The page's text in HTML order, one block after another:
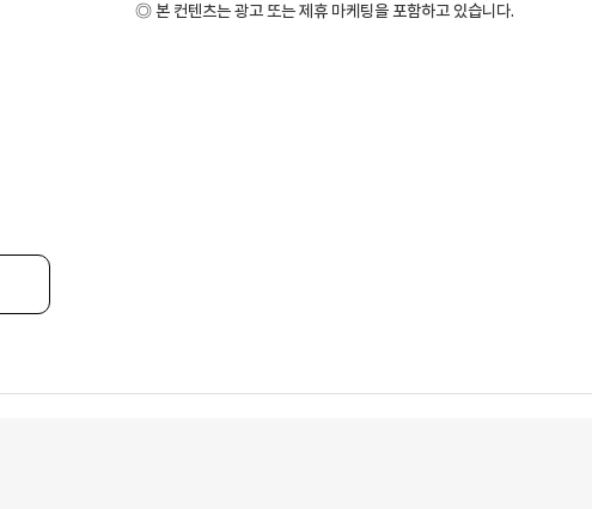
◎ 본 컨텐츠는 광고 또는 제휴 마케팅을 포함하고 있습니다.